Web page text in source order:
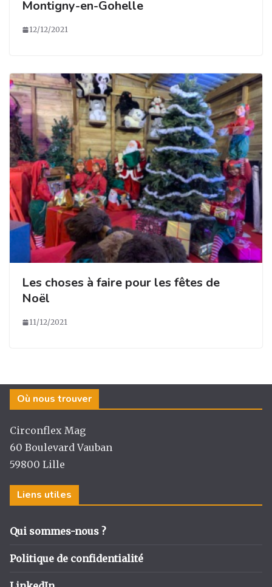
Montigny-en-Gohelle
12/12/2021
Les choses à faire pour les fêtes de
Noël
11/12/2021
Où nous trouver
Circonflex Mag
60 Boulevard Vauban
59800 Lille
Liens utiles
Qui sommes-nous ?
Politique de confidentialité